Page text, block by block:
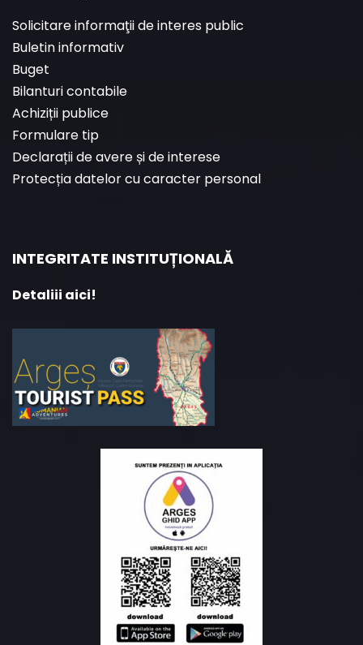
Solicitare informaţii de interes public
Buletin informativ
Buget
Bilanturi contabile
Achiziții publice
Formulare tip
Declarații de avere și de interese
Protecția datelor cu caracter personal
INTEGRITATE INSTITUȚIONALĂ
Detaliii aici!